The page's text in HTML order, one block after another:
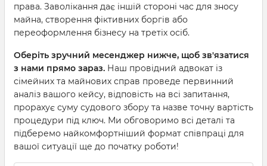
права. Заволікання дає іншій стороні час для зносу
майна, створення фіктивних боргів або
переоформлення бізнесу на третіх осіб.
Оберіть зручний месенджер нижче, щоб зв'язатися
з нами прямо зараз. Наш провідний адвокат із
сімейних та майнових справ проведе первинний
аналіз вашого кейсу, відповість на всі запитання,
прорахує суму судового збору та назве точну вартість
процедури під ключ. Ми обговоримо всі деталі та
підберемо найкомфортніший формат співпраці для
вашої ситуації ще до початку роботи!